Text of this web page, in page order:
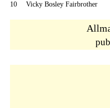
10
Vicky Bosley Fairbrother